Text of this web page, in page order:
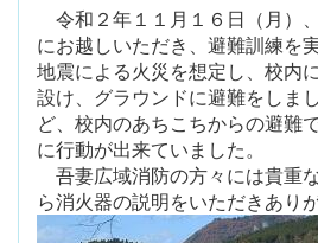
令和２年１１月１６日（月）
にお越しいただき、避難訓練を
地震による火災を想定し、校内
設け、グラウンドに避難をしま
ど、校内のあちこちからの避難
に行動が出来ていました。
吾妻広域消防の方々には貴重
ら消火器の説明をいただきあり